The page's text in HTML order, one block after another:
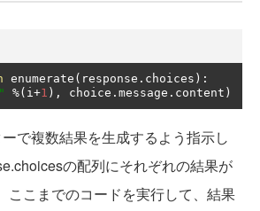
enumerate ( response . choices ):
%( i+1 ), choice . message . content )
で複数結果を生成するよう指示し
の配列にそれぞれの結果が
ここまでのコードを実行して、結果